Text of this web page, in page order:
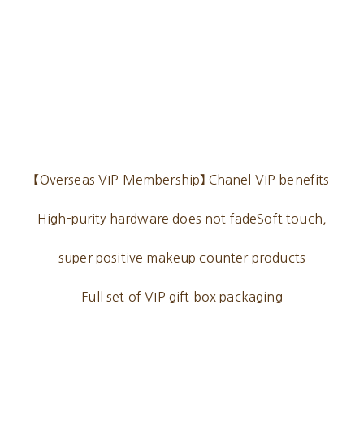
【Overseas VIP Membership】 Chanel VIP benefits
High-purity hardware does not fadeSoft touch,
super positive makeup counter products
Full set of VIP gift box packaging